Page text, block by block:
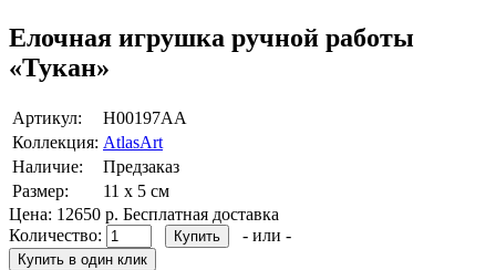
Елочная игрушка ручной работы
«Тукан»
Артикул:
Н00197АА
Коллекция: AtlasArt
Наличие:
Предзаказ
Размер:
11 х 5 см
Цена: 12650 р. Бесплатная доставка
Количество:
- или -